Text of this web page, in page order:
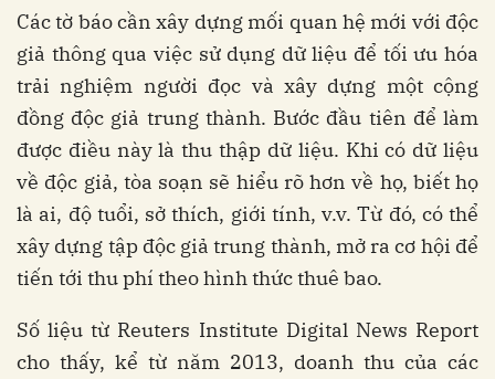
Các tờ báo cần xây dựng mối quan hệ mới với độc
giả thông qua việc sử dụng dữ liệu để tối ưu hóa
trải nghiệm người đọc và xây dựng một cộng
đồng độc giả trung thành. Bước đầu tiên để làm
được điều này là thu thập dữ liệu. Khi có dữ liệu
về độc giả, tòa soạn sẽ hiểu rõ hơn về họ, biết họ
là ai, độ tuổi, sở thích, giới tính, v.v. Từ đó, có thể
xây dựng tập độc giả trung thành, mở ra cơ hội để
tiến tới thu phí theo hình thức thuê bao.
Số liệu từ Reuters Institute Digital News Report
cho thấy, kể từ năm 2013, doanh thu của các